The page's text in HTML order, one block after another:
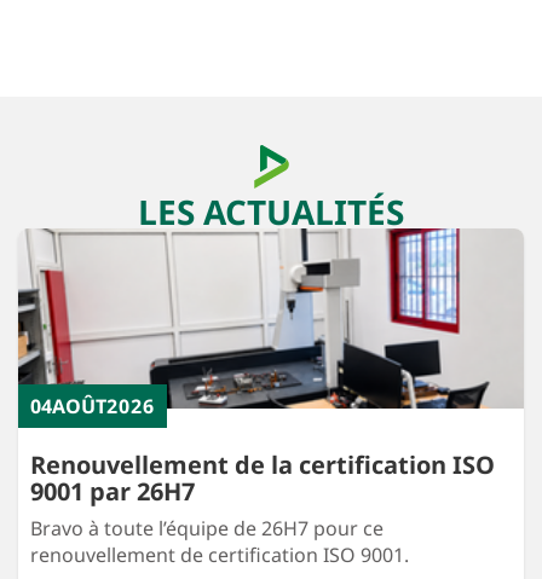
LES ACTUALITÉS
04AOÛT2026
Renouvellement de la certification ISO
9001 par 26H7
Bravo à toute l’équipe de 26H7 pour ce
renouvellement de certification ISO 9001.